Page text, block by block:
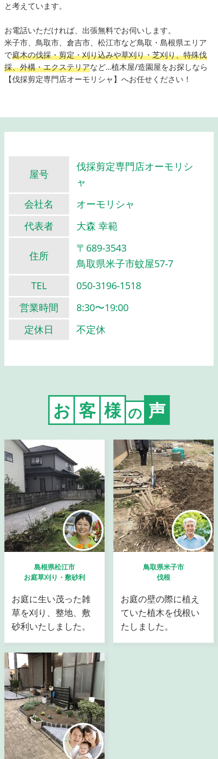
と考えています。
お電話いただければ、出張無料でお伺いします。
米子市、鳥取市、倉吉市、松江市など鳥取・島根県エリア
で庭木の伐採・剪定・刈り込みや草刈り・芝刈り、特殊伐
採、外構・エクステリアなど...植木屋/造園屋をお探しなら
【伐採剪定専門店オーモリシャ】へお任せください！
屋号
伐採剪定専門店オーモリシ
ャ
会社名
オーモリシャ
代表者
大森 幸範
住所
〒689-3543
鳥取県米子市蚊屋57-7
TEL
050-3196-1518
営業時間
8:30〜19:00
定休日
不定休
お 客 様 の 声
島根県松江市
お庭草刈り・敷砂利
お庭に生い茂った雑
草を刈り、整地、敷
砂利いたしました。
鳥取県米子市
伐根
お庭の壁の際に植え
ていた植木を伐根い
たしました。